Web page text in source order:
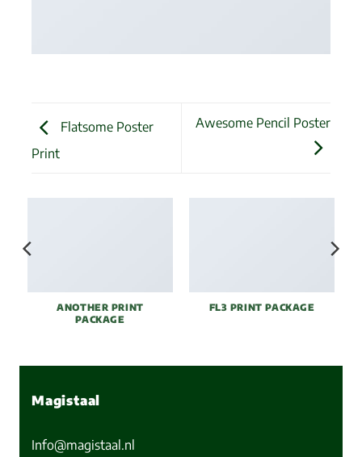
Flatsome Poster
Print
Awesome Pencil Poster
ANOTHER PRINT
PACKAGE
FL3 PRINT PACKAGE
Magistaal
Info@magistaal.nl